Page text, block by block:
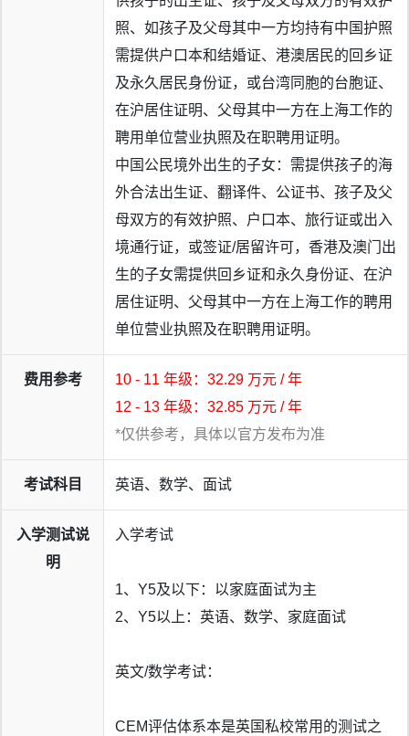
照、如孩子及父母其中一方均持有中国护照
需提供户口本和结婚证、港澳居民的回乡证
及永久居民身份证，或台湾同胞的台胞证、
在沪居住证明、父母其中一方在上海工作的
聘用单位营业执照及在职聘用证明。
中国公民境外出生的子女：需提供孩子的海
外合法出生证、翻译件、公证书、孩子及父
母双方的有效护照、户口本、旅行证或出入
境通行证，或签证/居留许可，香港及澳门出
生的子女需提供回乡证和永久身份证、在沪
居住证明、父母其中一方在上海工作的聘用
单位营业执照及在职聘用证明。
费用参考
10 - 11 年级：32.29 万元 / 年
12 - 13 年级：32.85 万元 / 年
*仅供参考，具体以官方发布为准
考试科目 英语、数学、面试
入学测试说
明
入学考试
1、Y5及以下：以家庭面试为主
2、Y5以上：英语、数学、家庭面试
英文/数学考试：
CEM评估体系本是英国私校常用的测试之